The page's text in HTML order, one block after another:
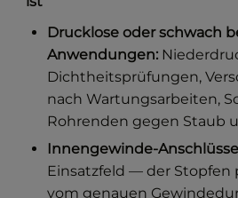
Drucklose oder schwach
Anwendungen:
Dichtheitsprüfungen,
nach Wartungsarbeiten,
Rohrenden gegen Staub
Innengewinde-
Einsatzfeld — der Stopfen
vom genauen